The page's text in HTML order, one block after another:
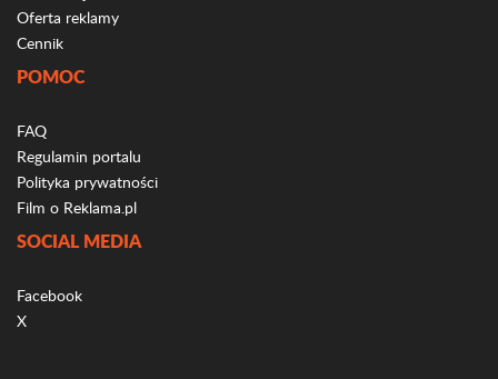
Oferta reklamy
Cennik
POMOC
FAQ
Regulamin portalu
Polityka prywatności
Film o Reklama.pl
SOCIAL MEDIA
Facebook
X